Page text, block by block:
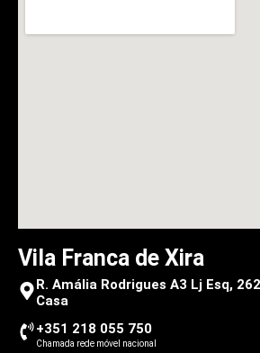
Vila Franca de Xira
R. Amália Rodrigues A3 Lj Esq,
Casa
+351 218 055 750
Chamada rede móvel nacional